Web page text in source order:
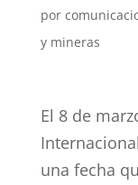
por
y mineras
El 8 de
una fecha